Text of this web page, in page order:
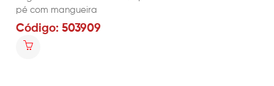
pé com mangueira
Código: 503909